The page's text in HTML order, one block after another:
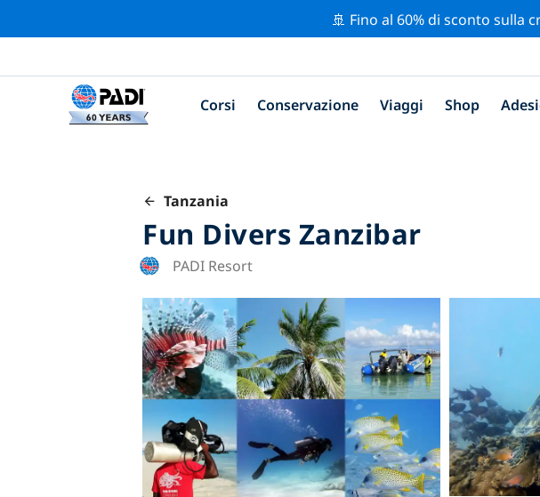
🚢 Fino al 60% di sconto sulla
Corsi Conservazione Viaggi Shop
Tanzania
Fun Divers Zanzibar
PADI Resort